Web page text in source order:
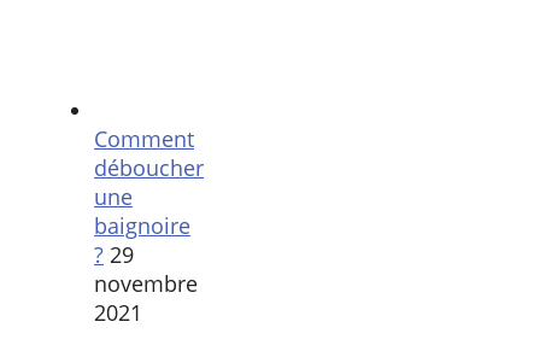
Comment
déboucher
une
baignoire
? 29
novembre
2021